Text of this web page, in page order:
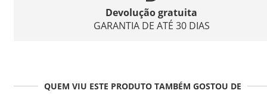
Devolução gratuita
GARANTIA DE ATÉ 30 DIAS
QUEM VIU ESTE PRODUTO TAMBÉM GOSTOU DE